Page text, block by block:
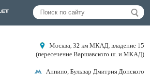
Москва, 32 км МКАД, владение 15
(пересечение Варшавского ш. и МКАД)
Аннино, Бульвар Дмитрия Донского